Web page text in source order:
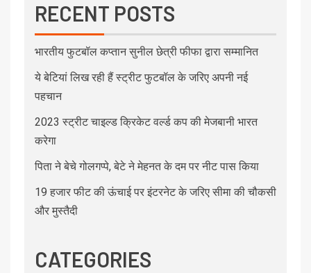
RECENT POSTS
भारतीय फुटबॉल कप्तान सुनील छेत्री फीफा द्वारा सम्मानित
ये बेटियां लिख रही हैं स्ट्रीट फुटबॉल के जरिए अपनी नई
पहचान
2023 स्ट्रीट चाइल्ड क्रिकेट वर्ल्ड कप की मेजबानी भारत
करेगा
पिता ने बेचे गोलगप्पे, बेटे ने मेहनत के दम पर नीट पास किया
19 हजार फीट की ऊंचाई पर इंटरनेट के जरिए सीमा की चौकसी
और मुस्तैदी
CATEGORIES